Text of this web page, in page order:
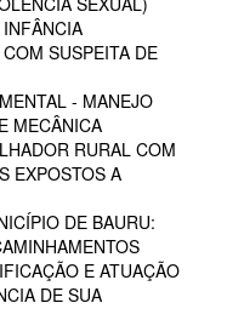
SUSPEITA DE
- MANEJO
MECÂNICA
RURAL COM
EXPOSTOS A
DE BAURU:
E ATUAÇÃO
DE SUA